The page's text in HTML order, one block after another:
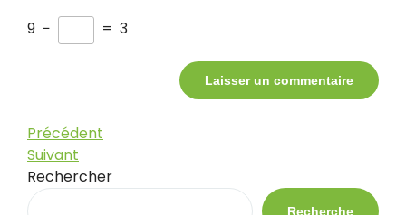
9 − = 3
Navigation
de
l’article
Article
précédent
Précédent
Article
suivant
Suivant
Rechercher
Recherche